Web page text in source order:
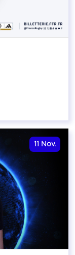
11 Nov.